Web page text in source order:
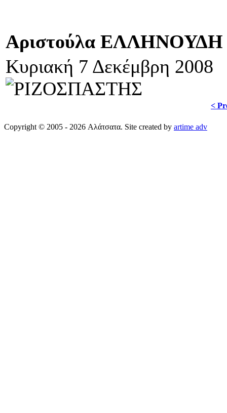
Αριστούλα ΕΛΛΗΝΟΥΔΗ
Κυριακή 7 Δεκέμβρη 2008
<
Copyright © 2005 - 2026 Αλάτσατα. Site created by artime adv